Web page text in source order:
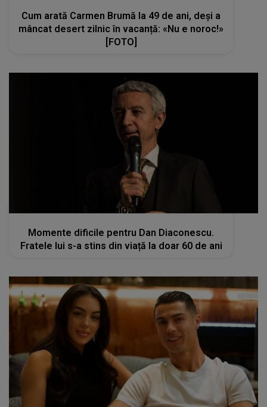
Cum arată Carmen Brumă la 49 de ani, deși a
mâncat desert zilnic în vacanță: «Nu e noroc!»
[FOTO]
kanald2.ro
Momente dificile pentru Dan Diaconescu.
Fratele lui s-a stins din viață la doar 60 de ani